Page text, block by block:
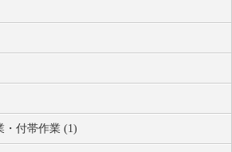
・付帯作業 (1)